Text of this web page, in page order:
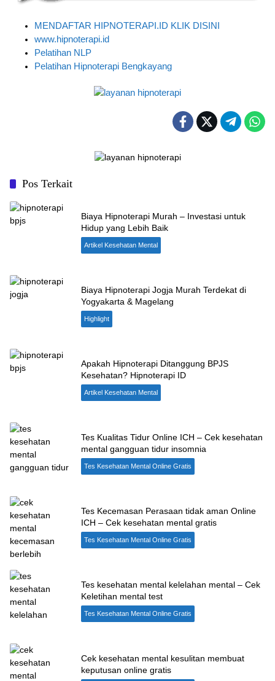
MENDAFTAR HIPNOTERAPI.ID KLIK DISINI
www.hipnoterapi.id
Pelatihan NLP
Pelatihan Hipnoterapi Bengkayang
Pos Terkait
Biaya Hipnoterapi Murah – Investasi untuk
Hidup yang Lebih Baik
Artikel Kesehatan Mental
Biaya Hipnoterapi Jogja Murah Terdekat di
Yogyakarta & Magelang
Highlight
Apakah Hipnoterapi Ditanggung BPJS
Kesehatan? Hipnoterapi ID
Artikel Kesehatan Mental
Tes Kualitas Tidur Online ICH – Cek kesehatan
mental gangguan tidur insomnia
Tes Kesehatan Mental Online Gratis
Tes Kecemasan Perasaan tidak aman Online
ICH – Cek kesehatan mental gratis
Tes Kesehatan Mental Online Gratis
Tes kesehatan mental kelelahan mental – Cek
Keletihan mental test
Tes Kesehatan Mental Online Gratis
Cek kesehatan mental kesulitan membuat
keputusan online gratis